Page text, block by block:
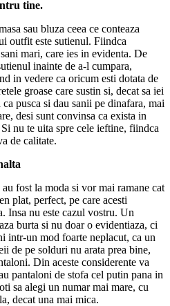
tine.
sau bluza ceea ce conteaza
outfit este sutienul. Fiindca
mari, care ies in evidenta. De
inainte de a-l cumpara,
in vedere ca oricum esti dotata de
groase care sustin si, decat sa iei
pusca si dau sanii pe dinafara, mai
desi sunt convinsa ca exista in
nu te uita spre cele ieftine, fiindca
de calitate.
fost la moda si vor mai ramane cat
plat, perfect, pe care acesti
Insa nu este cazul vostru. Un
burta si nu doar o evidentiaza, ci
intr-un mod foarte neplacut, ca un
de pe solduri nu arata prea bine,
Din aceste considerente va
pantaloni de stofa cel putin pana in
sa alegi un numar mai mare, cu
decat una mai mica.